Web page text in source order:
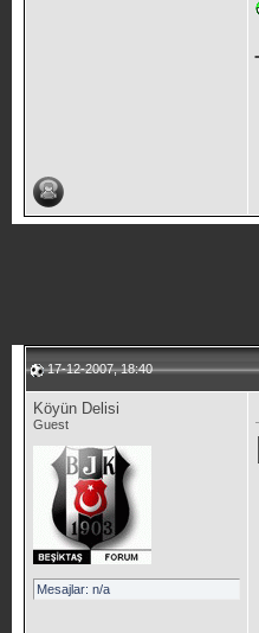
17-12-2007, 18:40
Köyün Delisi
Guest
Mesajlar: n/a